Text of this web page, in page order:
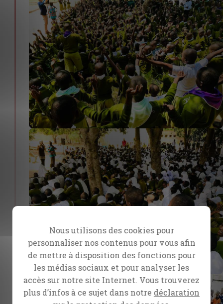
Nous utilisons des cookies pour
personnaliser nos contenus pour vous afin
de mettre à disposition des fonctions pour
les médias sociaux et pour analyser les
accès sur notre site Internet. Vous trouverez
plus d’infos à ce sujet dans notre déclaration